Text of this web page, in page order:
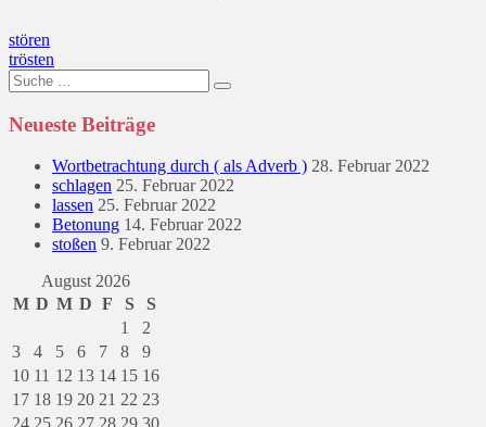
Beitragsnavigation
stören
trösten
Suche
nach:
Neueste Beiträge
Wortbetrachtung durch ( als Adverb ) 28. Februar 2022
schlagen 25. Februar 2022
lassen 25. Februar 2022
Betonung 14. Februar 2022
stoßen 9. Februar 2022
August 2026
M D M D F S
S
1
2
3
4 5 6 7 8
9
10 11 12 13 14 15 16
17 18 19 20 21 22 23